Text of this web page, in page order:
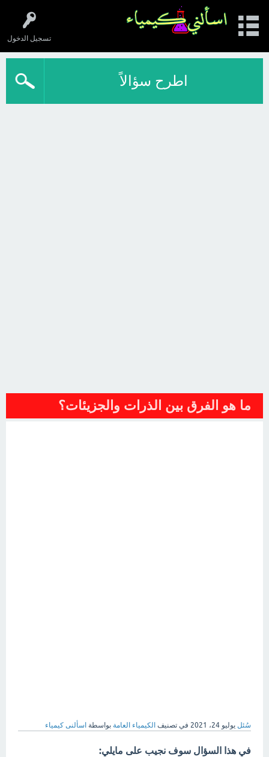
تسجيل الدخول
اطرح سؤالاً
ما هو الفرق بين الذرات والجزيئات؟
سُئل يوليو 24، 2021 في تصنيف الكيمياء العامة بواسطة اسألنى كيمياء
في هذا السؤال سوف نجيب على مايلي: